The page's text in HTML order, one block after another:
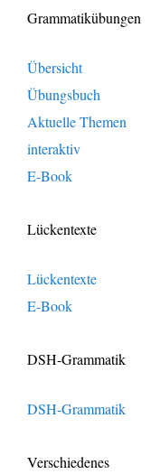
Grammatikübungen
Übersicht
Übungsbuch
Aktuelle Themen
interaktiv
E-Book
Lückentexte
Lückentexte
E-Book
DSH-Grammatik
DSH-Grammatik
Verschiedenes